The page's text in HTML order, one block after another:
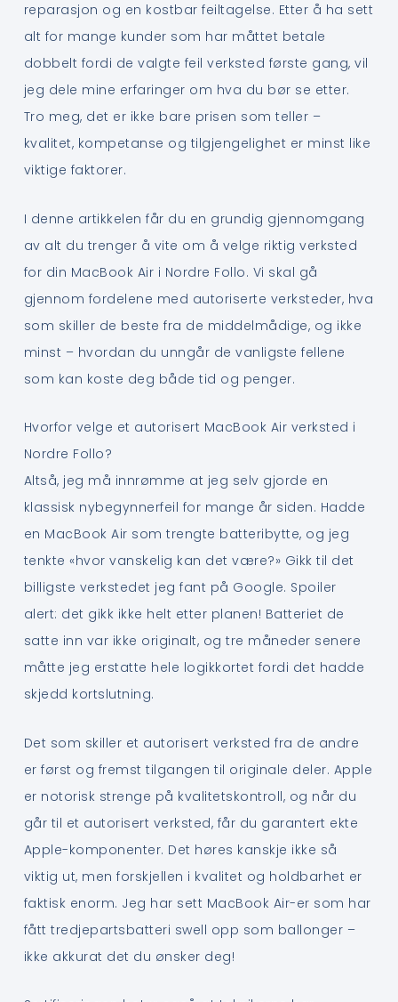
reparasjon og en kostbar feiltagelse. Etter å ha sett
alt for mange kunder som har måttet betale
dobbelt fordi de valgte feil verksted første gang, vil
jeg dele mine erfaringer om hva du bør se etter.
Tro meg, det er ikke bare prisen som teller –
kvalitet, kompetanse og tilgjengelighet er minst like
viktige faktorer.
I denne artikkelen får du en grundig gjennomgang
av alt du trenger å vite om å velge riktig verksted
for din MacBook Air i Nordre Follo. Vi skal gå
gjennom fordelene med autoriserte verksteder, hva
som skiller de beste fra de middelmådige, og ikke
minst – hvordan du unngår de vanligste fellene
som kan koste deg både tid og penger.
Hvorfor velge et autorisert MacBook Air verksted i
Nordre Follo?
Altså, jeg må innrømme at jeg selv gjorde en
klassisk nybegynnerfeil for mange år siden. Hadde
en MacBook Air som trengte batteribytte, og jeg
tenkte «hvor vanskelig kan det være?» Gikk til det
billigste verkstedet jeg fant på Google. Spoiler
alert: det gikk ikke helt etter planen! Batteriet de
satte inn var ikke originalt, og tre måneder senere
måtte jeg erstatte hele logikkortet fordi det hadde
skjedd kortslutning.
Det som skiller et autorisert verksted fra de andre
er først og fremst tilgangen til originale deler. Apple
er notorisk strenge på kvalitetskontroll, og når du
går til et autorisert verksted, får du garantert ekte
Apple-komponenter. Det høres kanskje ikke så
viktig ut, men forskjellen i kvalitet og holdbarhet er
faktisk enorm. Jeg har sett MacBook Air-er som har
fått tredjepartsbatteri swell opp som ballonger –
ikke akkurat det du ønsker deg!